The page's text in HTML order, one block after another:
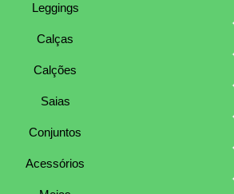
Leggings
Calças
Calções
Saias
Conjuntos
Acessórios